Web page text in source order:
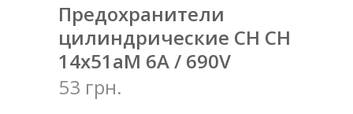
Предохранители
цилиндрические CH CH
14x51aM 6A / 690V
53 грн.